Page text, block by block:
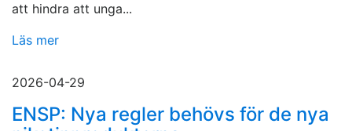
att hindra att unga...
Läs mer
2026-04-29
ENSP: Nya regler behövs för de nya